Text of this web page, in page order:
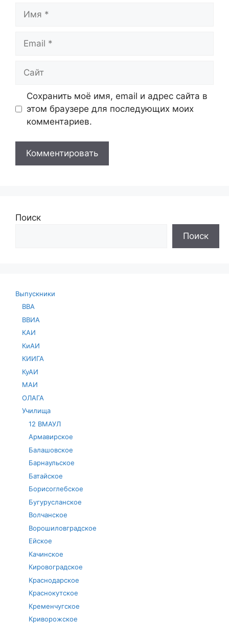
Имя
Email
Сайт
Сохранить моё имя, email и адрес сайта в
этом браузере для последующих моих
комментариев.
Поиск
Поиск
Выпускники
ВВА
ВВИА
КАИ
КиАИ
КИИГА
КуАИ
МАИ
ОЛАГА
Училища
12 ВМАУЛ
Армавирское
Балашовское
Барнаульское
Батайское
Борисоглебское
Бугурусланское
Волчанское
Ворошиловградское
Ейское
Качинское
Кировоградское
Краснодарское
Краснокутское
Кременчугское
Криворожское